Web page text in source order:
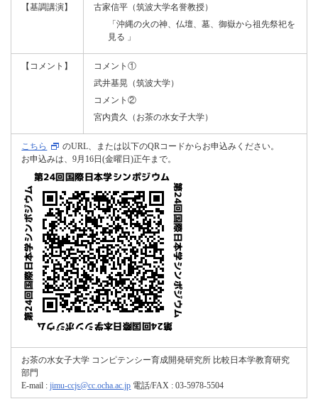
【基調講演】
古家信平（筑波大学名誉教授）
「沖縄の火の神、仏壇、墓、御嶽から祖先祭祀を
見る 」
【コメント】
コメント①
武井基晃（筑波大学）
コメント②
宮内貴久（お茶の水女子大学）
こちら
のURL、または以下のQRコードからお申込みください。
お申込みは、9月16日(金曜日)正午まで。
お茶の水女子大学 コンピテンシー育成開発研究所 比較日本学教育研究
部門
E-mail :jimu-ccjs@cc.ocha.ac.jp 電話/FAX : 03-5978-5504